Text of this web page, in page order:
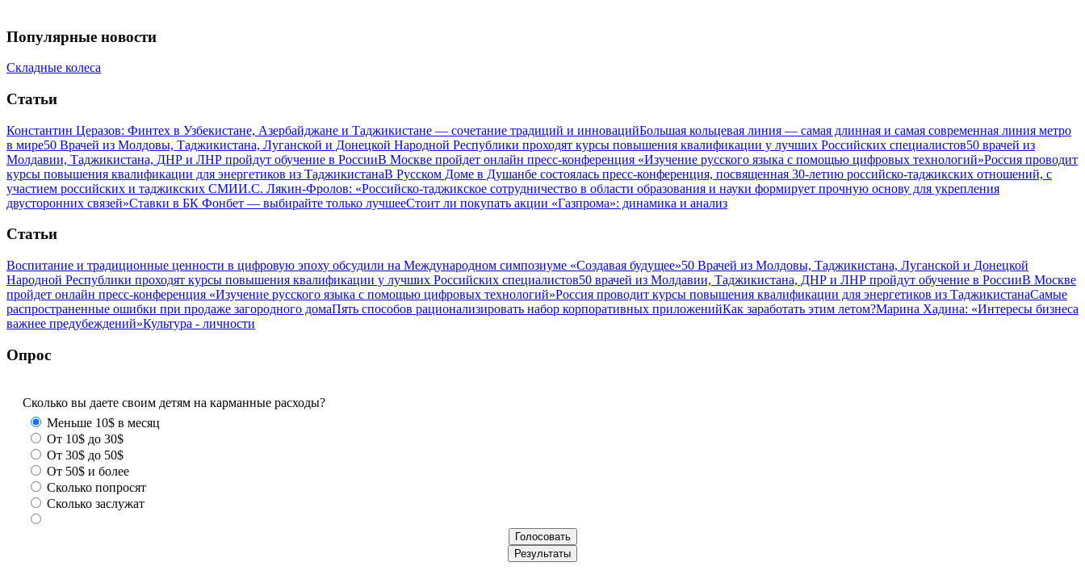
Популярные новости
Складные колеса
Статьи
Константин Церазов: Финтех в Узбекистане, Азербайджане и Таджикистане — сочетание традиций и инновацийБольшая кольцевая линия — самая длинная и самая современная линия метро
в мире50 Врачей из Молдовы, Таджикистана, Луганской и Донецкой Народной Республики проходят курсы повышения квалификации у лучших Российских специалистов50 врачей из
Молдавии, Таджикистана, ДНР и ЛНР пройдут обучение в РоссииВ Москве пройдет онлайн пресс-конференция «Изучение русского языка с помощью цифровых технологий»Россия проводит
курсы повышения квалификации для энергетиков из ТаджикистанаВ Русском Доме в Душанбе состоялась пресс-конференция, посвященная 30-летию российско-таджикских отношений, с
участием российских и таджикских СМИИ.С. Лякин-Фролов: «Российско-таджикское сотрудничество в области образования и науки формирует прочную основу для укрепления
двусторонних связей»Ставки в БК Фонбет — выбирайте только лучшееСтоит ли покупать акции «Газпрома»: динамика и анализ
Статьи
Воспитание и традиционные ценности в цифровую эпоху обсудили на Международном симпозиуме «Создавая будущее»50 Врачей из Молдовы, Таджикистана, Луганской и Донецкой
Народной Республики проходят курсы повышения квалификации у лучших Российских специалистов50 врачей из Молдавии, Таджикистана, ДНР и ЛНР пройдут обучение в РоссииВ Москве
пройдет онлайн пресс-конференция «Изучение русского языка с помощью цифровых технологий»Россия проводит курсы повышения квалификации для энергетиков из ТаджикистанаСамые
распространенные ошибки при продаже загородного домаПять способов рационализировать набор корпоративных приложенийКак заработать этим летом?Марина Хадина: «Интересы бизнеса
важнее предубеждений»Культура - личности
Опрос
Сколько вы даете своим детям на карманные расходы?
Меньше 10$ в месяц
От 10$ до 30$
От 30$ до 50$
От 50$ и более
Сколько попросят
Сколько заслужат